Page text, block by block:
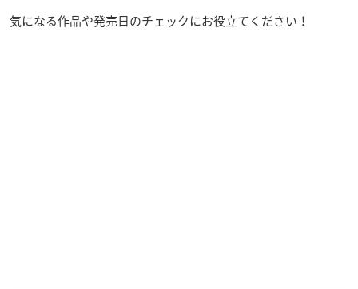
気になる作品や発売日のチェックにお役立てください！